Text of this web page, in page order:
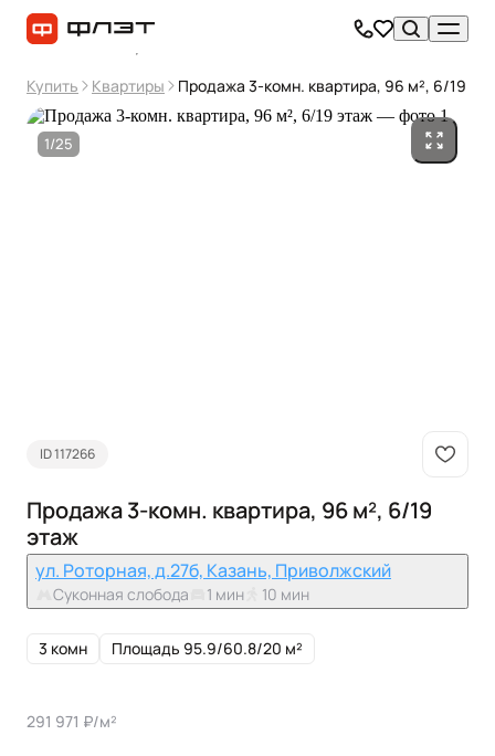
Купить Квартиры Продажа 3-комн. квартира, 96 м², 6/19
1/25
ID 117266
Продажа 3-комн. квартира, 96 м², 6/19
этаж
ул. Роторная, д.27б, Казань, Приволжский
Суконная слобода 1 мин 10 мин
3 комн Площадь 95.9/60.8/20 м²
291 971 ₽/м²